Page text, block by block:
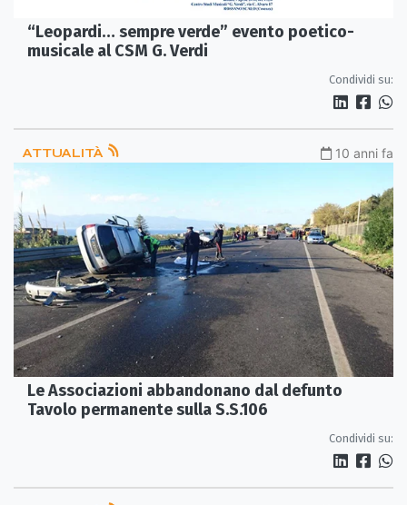
“Leopardi… sempre verde” evento poetico-
musicale al CSM G. Verdi
Condividi su:
ATTUALITÀ 10 anni fa
Le Associazioni abbandonano dal defunto
Tavolo permanente sulla S.S.106
Condividi su: